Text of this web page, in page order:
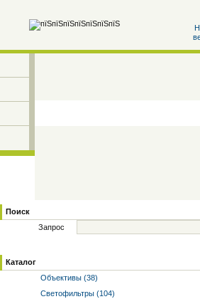
Поиск
Запрос
Каталог
Объективы (38)
Светофильтры (104)